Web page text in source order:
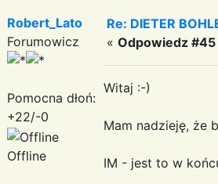
Robert_Lato
Forumowicz
Pomocna dłoń:
+22/-0
Offline
Re: DIETER
« Odpowiedz #45
Witaj :-)
Mam nadzieję, że
IM - jest to w